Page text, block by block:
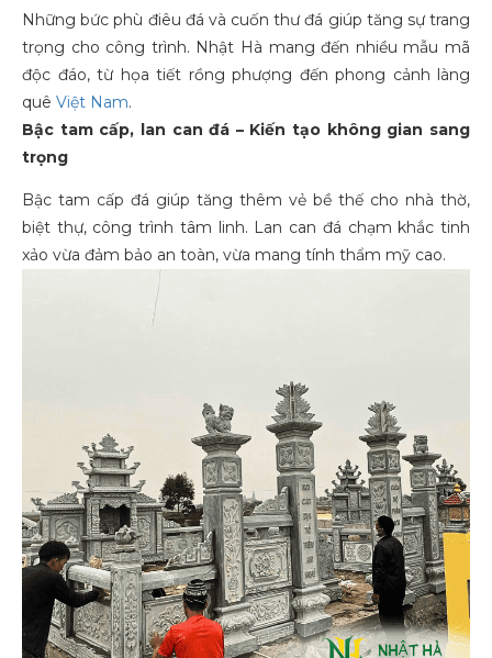
Những bức phù điêu đá và cuốn thư đá giúp tăng sự trang
trọng cho công trình. Nhật Hà mang đến nhiều mẫu mã
độc đáo, từ họa tiết rồng phượng đến phong cảnh làng
quê Việt Nam.
Bậc tam cấp, lan can đá – Kiến tạo không gian sang
trọng
Bậc tam cấp đá giúp tăng thêm vẻ bề thế cho nhà thờ,
biệt thự, công trình tâm linh. Lan can đá chạm khắc tinh
xảo vừa đảm bảo an toàn, vừa mang tính thẩm mỹ cao.